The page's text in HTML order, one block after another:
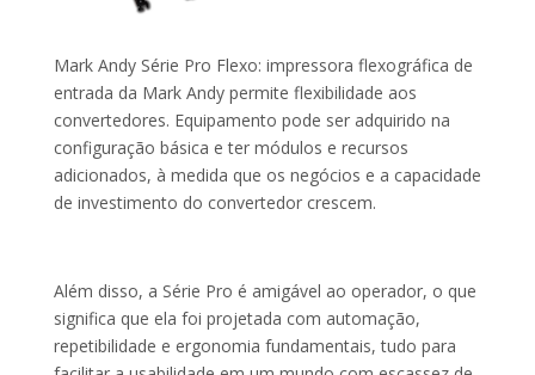
Mark Andy Série Pro Flexo: impressora flexográfica de
entrada da Mark Andy permite flexibilidade aos
convertedores. Equipamento pode ser adquirido na
configuração básica e ter módulos e recursos
adicionados, à medida que os negócios e a capacidade
de investimento do convertedor crescem.
Além disso, a Série Pro é amigável ao operador, o que
significa que ela foi projetada com automação,
repetibilidade e ergonomia fundamentais, tudo para